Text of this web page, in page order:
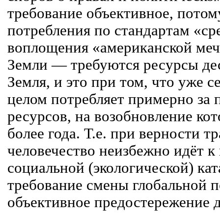
требование объективное,
потребления по стандартам
воплощения «американской
Земли — требуются ресурсы
Земля, и это при том, что уже
целом потребляет примерно за
ресурсов, на возобновление
более года. Т.е. при верности
человечество неизбежно идёт
социальной (экологической)
требование смены глобальной
объективное предостережение